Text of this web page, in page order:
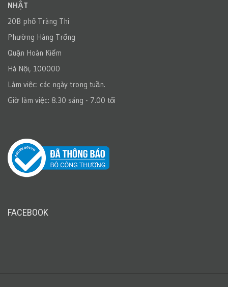
NHẬT
20B phố Tràng Thi
Phường Hàng Trống
Quận Hoàn Kiếm
Hà Nội, 100000
Làm việc: các ngày trong tuần.
Giờ làm việc: 8.30 sáng - 7.00 tối
FACEBOOK